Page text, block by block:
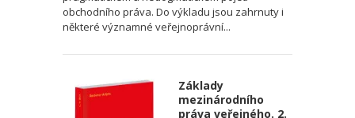
obchodního práva. Do výkladu jsou zahrnuty i
některé významné veřejnoprávní...
Základy
mezinárodního
práva veřejného. 2.